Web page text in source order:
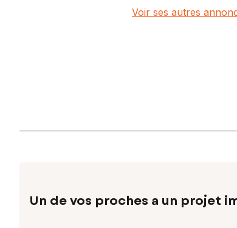
Voir ses autres
Un de vos proches a un projet